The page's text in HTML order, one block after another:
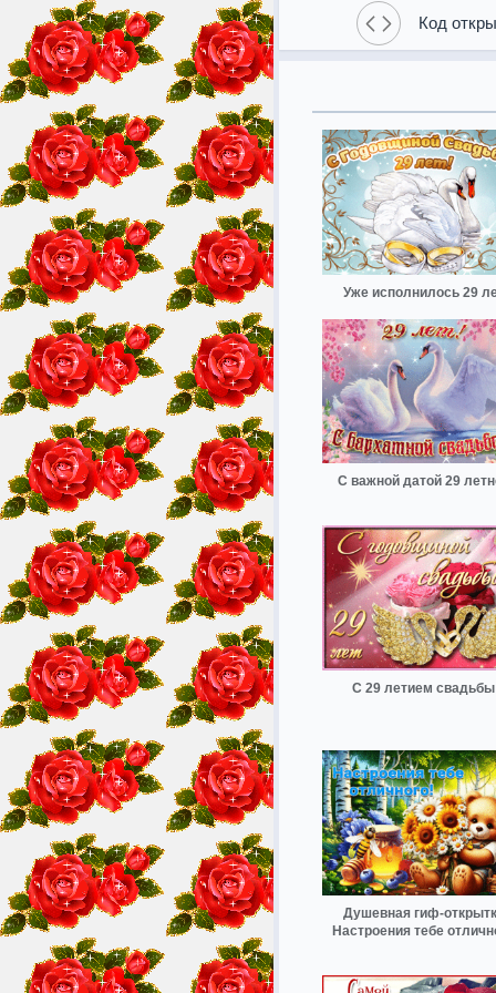
Код
Уже исполнилось 29
С важной датой 29
С 29 летием свадьбы
Душевная гиф-
Настроения тебе